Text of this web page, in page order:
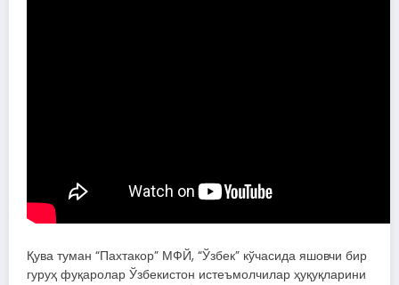
Қува туман “Пахтакор” МФЙ, “Ўзбек” кўчасида яшовчи бир
гуруҳ фуқаролар Ўзбекистон истеъмолчилар ҳуқуқларини